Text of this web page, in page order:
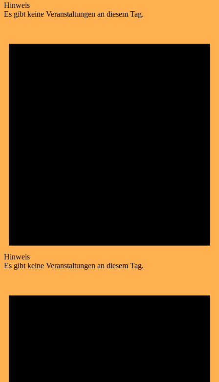
Hinweis
Es gibt keine Veranstaltungen an diesem Tag.
Hinweis
Es gibt keine Veranstaltungen an diesem Tag.